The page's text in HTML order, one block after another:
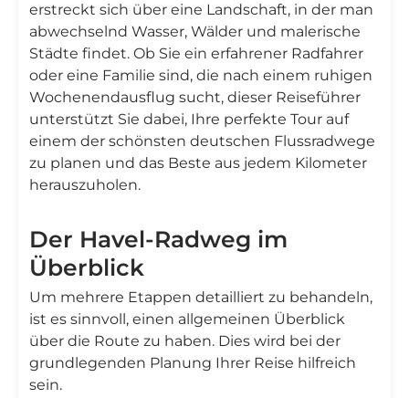
erstreckt sich über eine Landschaft, in der man
abwechselnd Wasser, Wälder und malerische
Städte findet. Ob Sie ein erfahrener Radfahrer
oder eine Familie sind, die nach einem ruhigen
Wochenendausflug sucht, dieser Reiseführer
unterstützt Sie dabei, Ihre perfekte Tour auf
einem der schönsten deutschen Flussradwege
zu planen und das Beste aus jedem Kilometer
herauszuholen.
Der Havel-Radweg im
Überblick
Um mehrere Etappen detailliert zu behandeln,
ist es sinnvoll, einen allgemeinen Überblick
über die Route zu haben. Dies wird bei der
grundlegenden Planung Ihrer Reise hilfreich
sein.